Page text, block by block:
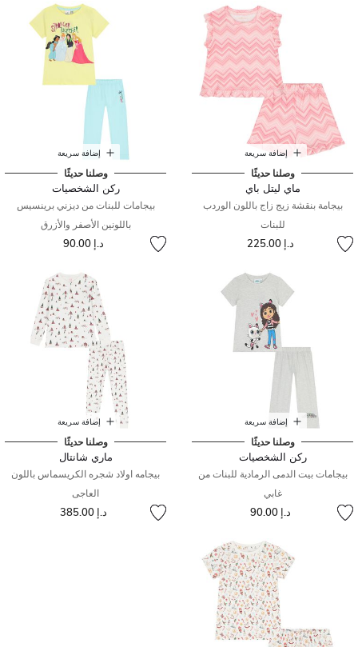
إضافة سريعة
وصلنا حديثًا
ماي ليتل باي
بيجامة بنقشة زيج زاج باللون الوردب
للبنات
د.إ 225.00
إضافة سريعة
وصلنا حديثًا
ركن الشخصيات
بيجامات للبنات من ديزني برينسيس
باللونين الأصفر والأزرق
د.إ 90.00
إضافة سريعة
وصلنا حديثًا
ركن الشخصيات
بيجامات بيت الدمى الرمادية للبنات من
غابي
د.إ 90.00
إضافة سريعة
وصلنا حديثًا
ماري شانتال
بيجامه اولاد شجره الكريسماس باللون
العاجى
د.إ 385.00